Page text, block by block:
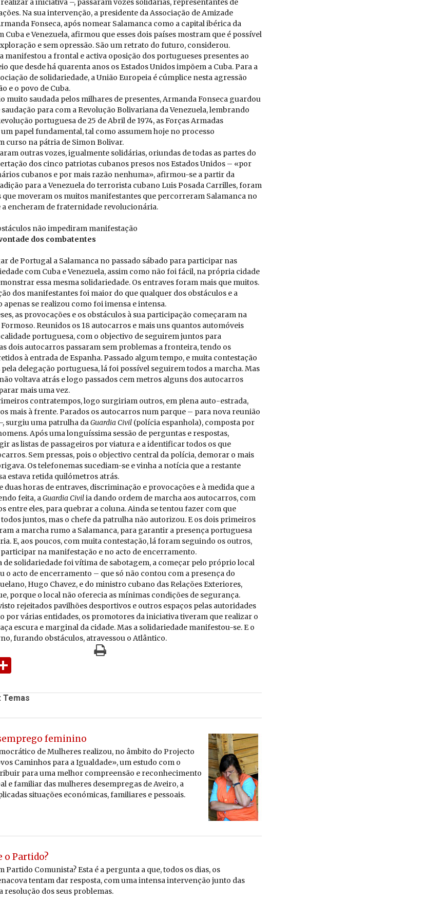
a iniciativa –, passaram vozes solidárias, representantes de
Na sua intervenção, a presidente da Associação de Amizade
Fonseca, após nomear Salamanca como a capital ibérica da
Cuba e Venezuela, afirmou que esses dois países mostram que é possível
e sem opressão. São um retrato do futuro, considerou.
manifestou a frontal e activa oposição dos portugueses presentes ao
que desde há quarenta anos os Estados Unidos impõem a Cuba. Para a
de solidariedade, a União Europeia é cúmplice nesta agressão
e o povo de Cuba.
muito saudada pelos milhares de presentes, Armanda Fonseca guardou
para com a Revolução Bolivariana da Venezuela, lembrando
portuguesa de 25 de Abril de 1974, as Forças Armadas
papel fundamental, tal como assumem hoje no processo
curso na pátria de Simon Bolivar.
outras vozes, igualmente solidárias, oriundas de todas as partes do
dos cinco patriotas cubanos presos nos Estados Unidos – «por
cubanos e por mais razão nenhuma», afirmou-se a partir da
para a Venezuela do terrorista cubano Luis Posada Carrilles, foram
que moveram os muitos manifestantes que percorreram Salamanca no
a encheram de fraternidade revolucionária.
não im­pe­diram ma­ni­fes­tação
dos com­ba­tentes
de Portugal a Salamanca no passado sábado para participar nas
com Cuba e Venezuela, assim como não foi fácil, na própria cidade
essa mesma solidariedade. Os entraves foram mais que muitos.
dos manifestantes foi maior do que qualquer dos obstáculos e a
apenas se realizou como foi imensa e intensa.
as provocações e os obstáculos à sua participação começaram na
Reunidos os 18 autocarros e mais uns quantos automóveis
portuguesa, com o objectivo de seguirem juntos para
dois autocarros passaram sem problemas a fronteira, tendo os
à entrada de Espanha. Passado algum tempo, e muita contestação
delegação portuguesa, lá foi possível seguirem todos a marcha. Mas
voltava atrás e logo passados cem metros alguns dos autocarros
mais uma vez.
contratempos, logo surgiriam outros, em plena auto-estrada,
mais à frente. Parados os autocarros num parque – para nova reunião
surgiu uma patrulha daGuardia Civil (polícia espanhola), composta por
Após uma longuíssima sessão de perguntas e respostas,
as listas de passageiros por viatura e a identificar todos os que
Sem pressas, pois o objectivo central da polícia, demorar o mais
Os telefonemas sucediam-se e vinha a notícia que a restante
estava retida quilómetros atrás.
duas horas de entraves, discriminação e provocações e à medida que a
feita, aGuardia Civilia dando ordem de marcha aos autocarros, com
entre eles, para quebrar a coluna. Ainda se tentou fazer com que
juntos, mas o chefe da patrulha não autorizou. E os dois primeiros
a marcha rumo a Salamanca, para garantir a presença portuguesa
E, aos poucos, com muita contestação, lá foram seguindo os outros,
na manifestação e no acto de encerramento.
solidariedade foi vítima de sabotagem, a começar pelo próprio local
o acto de encerramento – que só não contou com a presença do
Hugo Chavez, e do ministro cubano das Relações Exteriores,
porque o local não oferecia as mínimas condições de segurança.
rejeitados pavilhões desportivos e outros espaços pelas autoridades
por várias entidades, os promotores da iniciativa tiveram que realizar o
escura e marginal da cidade. Mas a solidariedade manifestou-se. E o
furando obstáculos, atravessou o Atlântico.
Temas
feminino
de Mulheres realizou, no âmbito do Projecto
Caminhos para a Igualdade», um estudo com o
para uma melhor compreensão e reconhecimento
e familiar das mulheres desempregas de Aveiro, a
situações económicas, familiares e pessoais.
o Partido?
Partido Comunista? Esta é a pergunta a que, todos os dias, os
tentam dar resposta, com uma intensa intervenção junto das
resolução dos seus problemas.